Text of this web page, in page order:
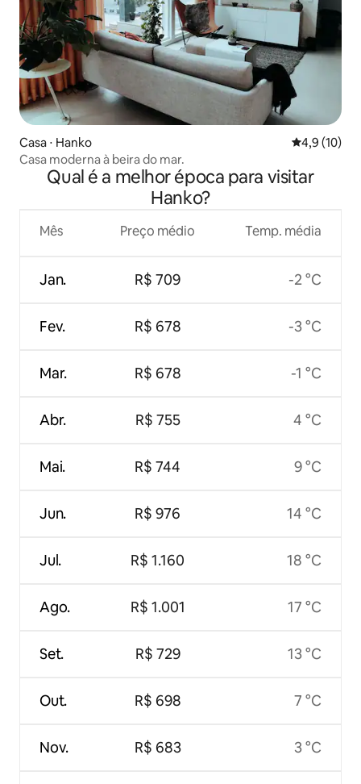
Casa ⋅ Hanko 4,9 de uma
4,9 (10)
Casa moderna à beira do mar.
Qual é a melhor época para visitar
Hanko?
Mês
Jan.
Fev.
Mar.
Abr.
Mai.
Jun.
Jul.
Ago.
Set.
Out.
Nov.
Preço médio
R$ 709
R$ 678
R$ 678
R$ 755
R$ 744
R$ 976
R$ 1.160
R$ 1.001
R$ 729
R$ 698
R$ 683
Temp. média
-2 °C
-3 °C
-1 °C
4 °C
9 °C
14 °C
18 °C
17 °C
13 °C
7 °C
3 °C